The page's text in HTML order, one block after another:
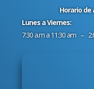
Horario de
Lunes a Viernes:
7:30 a.m a 11:30 am –